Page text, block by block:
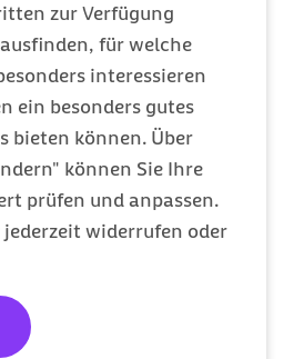
zur Verfügung
für welche
interessieren
ein besonders gutes
bieten können. Über
können Sie Ihre
prüfen und anpassen.
widerrufen oder
Krankheiten die
einschränken.
in Bezug auf Ihre
muten sich keine
zu. Besser ist es, sich
zu holen – oder
Allergiker sollten
auf Gartenarbeit
Allergologen beraten